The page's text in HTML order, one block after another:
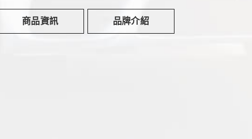
商品資訊 品牌介紹